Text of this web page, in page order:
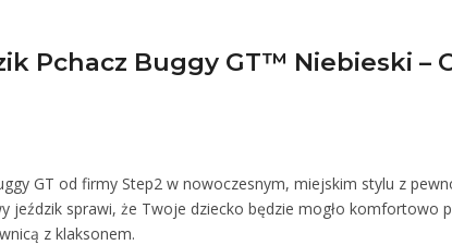
Pchacz Buggy GT™ Niebieski –
GT od firmy Step2 w nowoczesnym, miejskim stylu z
jeździk sprawi, że Twoje dziecko będzie mogło komfortowo
z klaksonem.